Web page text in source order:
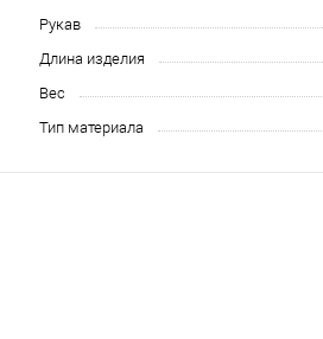
Рукав
Длина изделия
Вес
Тип материала